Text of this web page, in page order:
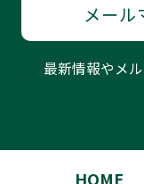
メール
最新情報やメ
HOME